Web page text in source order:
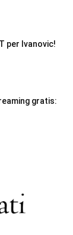
per Ivanovic!
gratis: